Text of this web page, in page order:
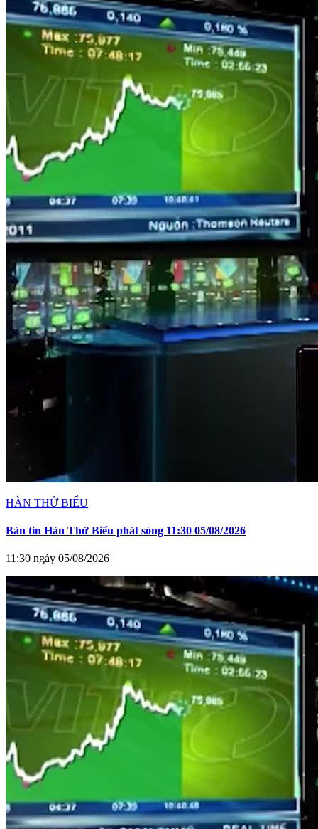
HÀN THỬ BIỂU
Bản tin Hàn Thử Biểu phát sóng 11:30 05/08/2026
11:30 ngày 05/08/2026